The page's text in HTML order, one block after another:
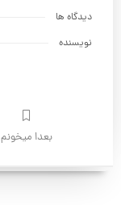
دیدگاه ها
نویسنده
بعدا میخونم